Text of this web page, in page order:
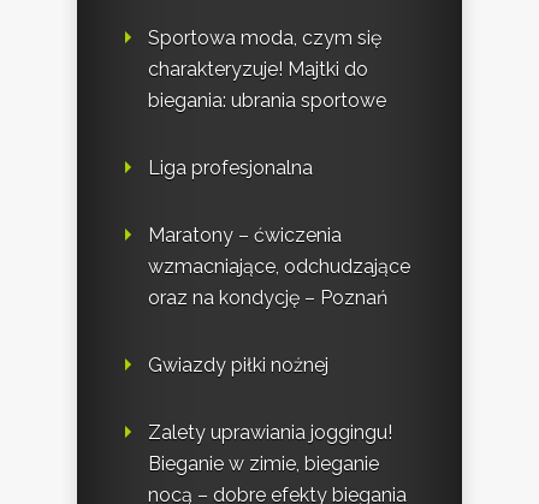
Sportowa moda, czym się
charakteryzuje! Majtki do
biegania: ubrania sportowe
Liga profesjonalna
Maratony – ćwiczenia
wzmacniające, odchudzające
oraz na kondycję – Poznań
Gwiazdy piłki nożnej
Zalety uprawiania joggingu!
Bieganie w zimie, bieganie
nocą – dobre efekty biegania